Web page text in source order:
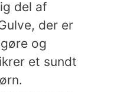
del af
der er
og
et sundt